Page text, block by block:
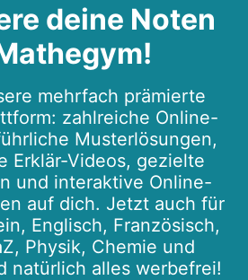
deine Noten
mehrfach prämierte
zahlreiche Online-
Musterlösungen,
Erklär-Videos, gezielte
und interaktive Online-
auf dich. Jetzt auch für
Englisch, Französisch,
Physik, Chemie und
natürlich alles werbefrei!